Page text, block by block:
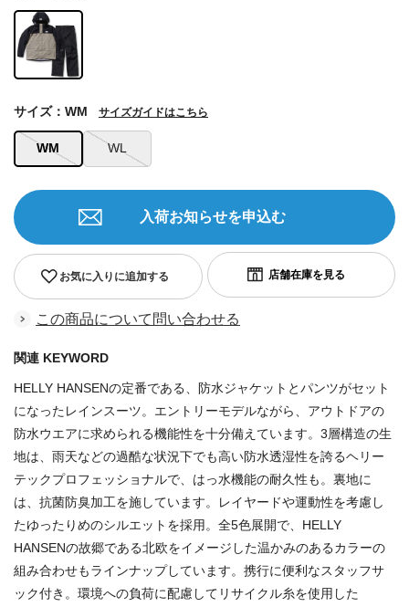
WM WL
サイズ：WM サイズガイドはこちら
お気に入りに追加する
入荷お知らせを申込む
この商品について問い合わせる
関連 KEYWORD
HELLY HANSENの定番である、防水ジャケットとパンツがセット
になったレインスーツ。エントリーモデルながら、アウトドアの
防水ウエアに求められる機能性を十分備えています。3層構造の生
地は、雨天などの過酷な状況下でも高い防水透湿性を誇るヘリー
テックプロフェッショナルで、はっ水機能の耐久性も。裏地に
は、抗菌防臭加工を施しています。レイヤードや運動性を考慮し
たゆったりめのシルエットを採用。全5色展開で、HELLY
HANSENの故郷である北欧をイメージした温かみのあるカラーの
組み合わせもラインナップしています。携行に便利なスタッフサ
ック付き。環境への負荷に配慮してリサイクル糸を使用した